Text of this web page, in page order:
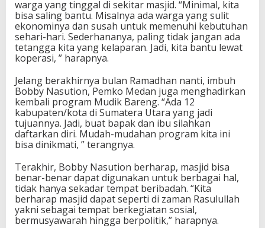
warga yang tinggal di sekitar masjid. “Minimal, kita
bisa saling bantu. Misalnya ada warga yang sulit
ekonominya dan susah untuk memenuhi kebutuhan
sehari-hari. Sederhananya, paling tidak jangan ada
tetangga kita yang kelaparan. Jadi, kita bantu lewat
koperasi, ” harapnya.
Jelang berakhirnya bulan Ramadhan nanti, imbuh
Bobby Nasution, Pemko Medan juga menghadirkan
kembali program Mudik Bareng. “Ada 12
kabupaten/kota di Sumatera Utara yang jadi
tujuannya. Jadi, buat bapak dan ibu silahkan
daftarkan diri. Mudah-mudahan program kita ini
bisa dinikmati, ” terangnya.
Terakhir, Bobby Nasution berharap, masjid bisa
benar-benar dapat digunakan untuk berbagai hal,
tidak hanya sekadar tempat beribadah. “Kita
berharap masjid dapat seperti di zaman Rasulullah
yakni sebagai tempat berkegiatan sosial,
bermusyawarah hingga berpolitik,” harapnya.